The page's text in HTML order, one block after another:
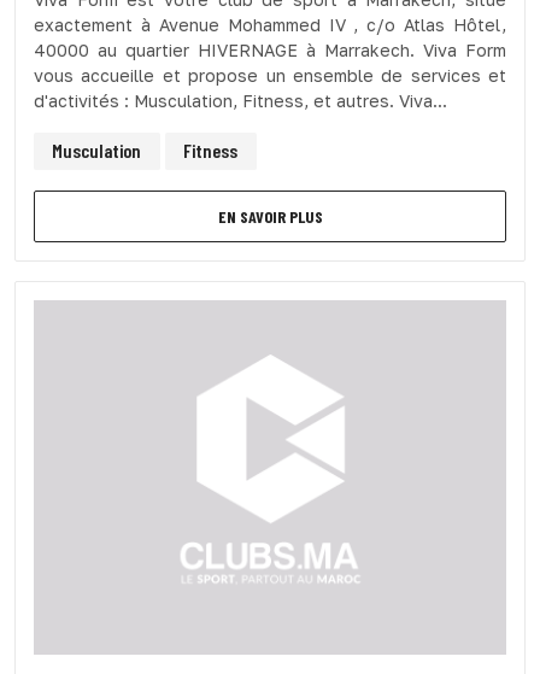
exactement à Avenue Mohammed IV , c/o Atlas Hôtel,
40000 au quartier HIVERNAGE à Marrakech. Viva Form
vous accueille et propose un ensemble de services et
d'activités : Musculation, Fitness, et autres. Viva...
Musculation Fitness
EN SAVOIR PLUS